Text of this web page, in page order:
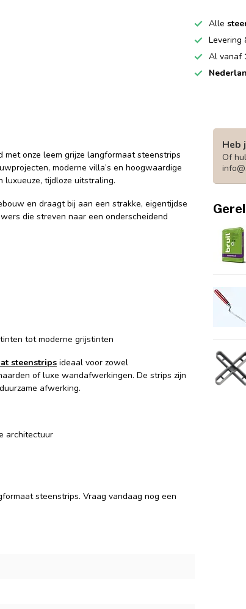
Alle
Levering
Al vanaf
onze leem grijze langformaat steenstrips
moderne villa’s en hoogwaardige
luxueuze, tijdloze uitstraling.
en draagt bij aan een strakke, eigentijdse
die streven naar een onderscheidend
tot moderne grijstinten
steenstrips ideaal voor zowel
of luxe wandafwerkingen. De strips zijn
afwerking.
architectuur
steenstrips. Vraag vandaag nog een
Heb
Of